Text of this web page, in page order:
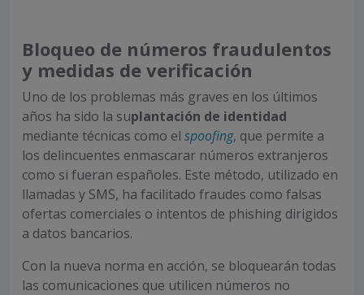
Bloqueo de números fraudulentos
y medidas de verificación
Uno de los problemas más graves en los últimos
años ha sido la suplantación de identidad
mediante técnicas como el spoofing, que permite a
los delincuentes enmascarar números extranjeros
como si fueran españoles. Este método, utilizado en
llamadas y SMS, ha facilitado fraudes como falsas
ofertas comerciales o intentos de phishing dirigidos
a datos bancarios.
Con la nueva norma en acción, se bloquearán todas
las comunicaciones que utilicen números no